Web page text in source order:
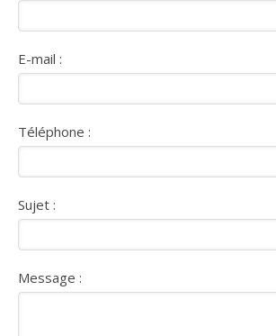
E-mail :
Téléphone :
Sujet :
Message :